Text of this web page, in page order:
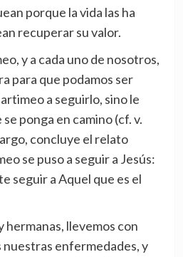
porque la vida las ha
recuperar su valor.
y a cada uno de nosotros,
para que podamos ser
a seguirlo, sino le
ponga en camino (cf. v.
concluye el relato
se puso a seguir a Jesús:
seguir a Aquel que es el
hermanas, llevemos con
nuestras enfermedades, y